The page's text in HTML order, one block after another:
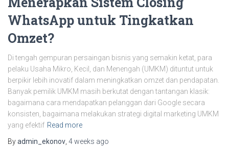
WhatsApp untuk Tingkatkan
Omzet?
Di tengah gempuran persaingan bisnis yang semakin ketat, para
pelaku Usaha Mikro, Kecil, dan Menengah (UMKM) dituntut untuk
berpikir lebih inovatif dalam meningkatkan omzet dan pendapatan.
Banyak pemilik UMKM masih berkutat dengan tantangan klasik:
bagaimana cara mendapatkan pelanggan dari Google secara
konsisten, bagaimana melakukan strategi digital marketing UMKM
yang efektif Read more
Byadmin_ekonov 4 weeks ago